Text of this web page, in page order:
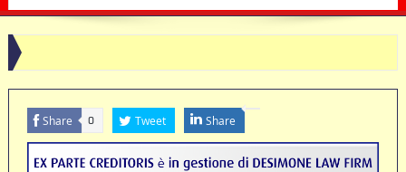
Share 0 Tweet Share